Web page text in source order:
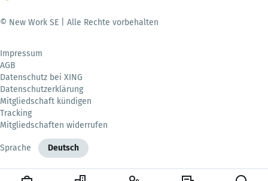
© New Work SE | Alle Rechte vorbehalten
Impressum
AGB
Datenschutz bei XING
Datenschutzerklärung
Mitgliedschaft kündigen
Tracking
Mitgliedschaften widerrufen
Sprache Deutsch